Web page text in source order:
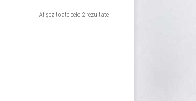
Afișez toate cele 2 rezultateSortat